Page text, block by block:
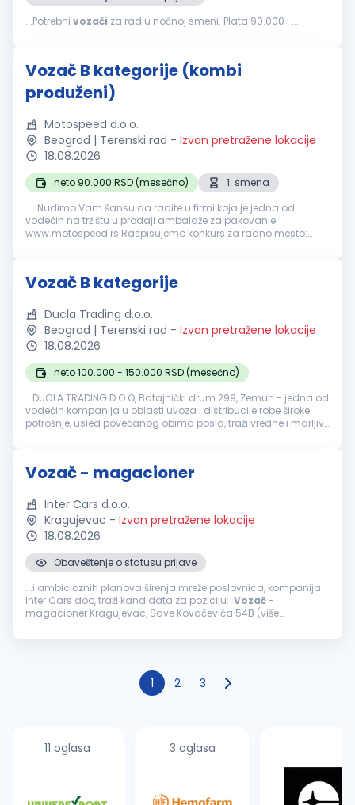
...Potrebni vozači za rad u noćnoj smeni. Plata 90.000+...
Vozač B kategorije (kombi
produženi)
Motospeed d.o.o.
Beograd | Terenski rad - Izvan pretražene lokacije
18.08.2026
neto 90.000 RSD (mesečno)
1. smena
.... Nudimo Vam šansu da radite u firmi koja je jedna od
vodećih na tržištu u prodaji ambalaže za pakovanje.
www.motospeed.rs Raspisujemo konkurs za radno mesto:
Vozač B kategorije
Ducla Trading d.o.o.
Beograd | Terenski rad - Izvan pretražene lokacije
18.08.2026
neto 100.000 - 150.000 RSD (mesečno)
...DUCLA TRADING D.O.O, Batajnički drum 299, Zemun - jedna od
vodećih kompanija u oblasti uvoza i distribucije robe široke
potrošnje, usled povećanog obima posla, traži vredne i marljive
Vozač - magacioner
Inter Cars d.o.o.
Kragujevac - Izvan pretražene lokacije
18.08.2026
Obaveštenje o statusu prijave
...i ambicioznih planova širenja mreže poslovnica, kompanija
Inter Cars doo, traži kandidata za poziciju: Vozač-
magacioner Kragujevac, Save Kovačevića 54B (više
Barkod skenera i označavanje...
1 2 3
11 oglasa 3 oglasa